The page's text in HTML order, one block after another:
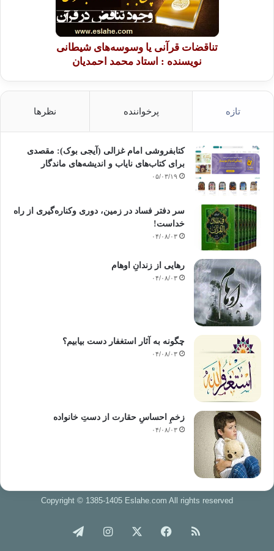
تناقضات قرآنی یا وسوسه‌های شیطانی
نویسنده : استاد محمد احمدیان
تازه پرخواننده نظرها
کتابفروشی امام غزالی (آیجی بوک): مقصدی
برای کتاب‌های نایاب و اندیشه‌های ماندگار
۰۵/۰۳/۱۹
سر دفتر فساد در زمین‌، دوری وکناره‌گیری از راه
خداست‌!
۰۴/۰۸/۰۳
رهایی از زندانِ اوهام
۰۴/۰۸/۰۳
چگونه به آثار استغفار دست بیابیم؟
۰۴/۰۸/۰۳
زخمِ احساسِ حقارت از دستِ خانواده
۰۴/۰۸/۰۳
Copyright © 1385-1405 Eslahe.com All rights reserved
خوراک فیس اینستاگرام